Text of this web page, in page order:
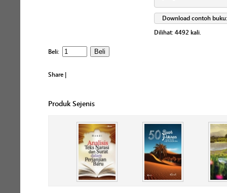
Download contoh
Dilihat: 4492 kali.
Beli:
Share |
Produk Sejenis